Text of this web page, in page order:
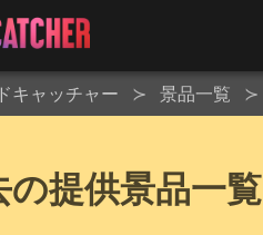
キャッチャー 景品一覧
の提供景品一覧